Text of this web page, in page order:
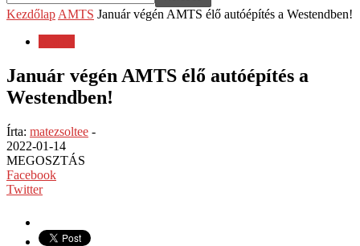
Kezdőlap AMTS Január végén AMTS élő autóépítés a Westendben!
Január végén AMTS élő autóépítés a
Westendben!
Írta: matezsoltee -
2022-01-14
MEGOSZTÁS
Facebook
Twitter